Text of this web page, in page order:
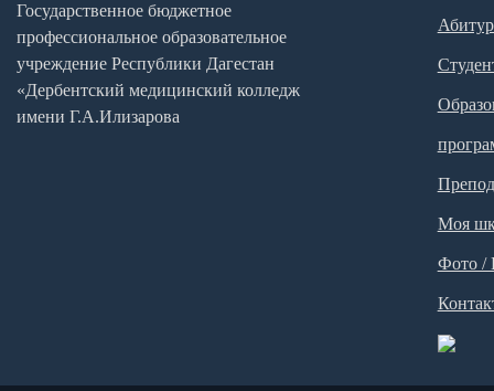
Государственное бюджетное
профессиональное образовательное
учреждение Республики Дагестан
«Дербентский медицинский колледж
имени Г.А.Илизарова
Моя
Фото /